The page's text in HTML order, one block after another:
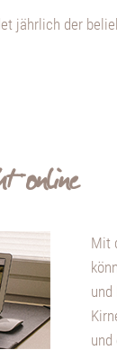
jährlich der
online
Mit
und
und